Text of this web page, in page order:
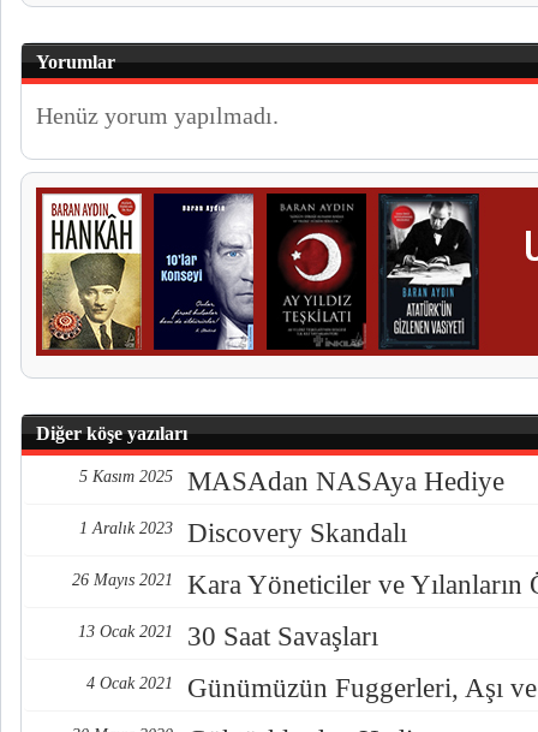
Yorumlar
Henüz yorum yapılmadı.
Diğer köşe yazıları
5 Kasım 2025 MASAdan NASAya Hediye
1 Aralık 2023 Discovery Skandalı
26 Mayıs 2021 Kara Yöneticiler ve Yılanların
13 Ocak 2021 30 Saat Savaşları
4 Ocak 2021 Günümüzün Fuggerleri, Aşı